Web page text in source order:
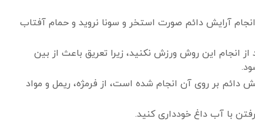
آرایش دائم صورت استخر و سونا نروید و حمام آفتاب
15 روز بعد از انجام این روش ورزش نکنید، زیرا تعریق باعث از بین
دائم بر روی آن انجام شده است، از فرمژه، ریمل و مواد
با آب داغ خودداری کنید.